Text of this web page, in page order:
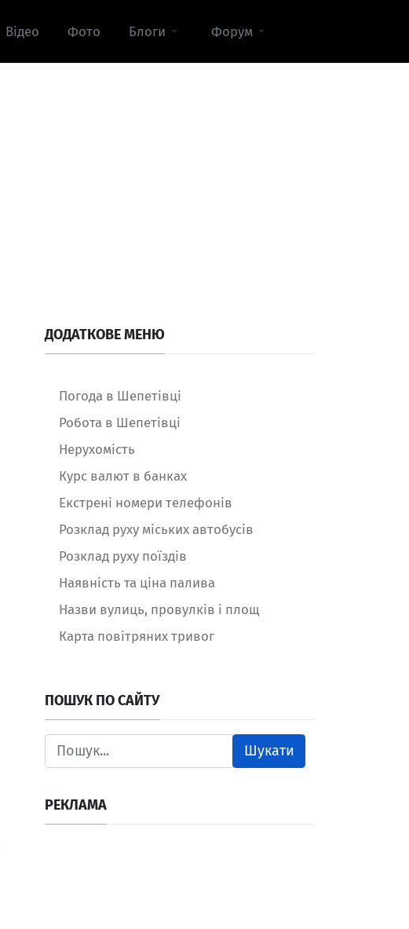
Відео Фото Блоги Форум
ДОДАТКОВЕ МЕНЮ
Погода в Шепетівці
Робота в Шепетівці
Нерухомість
Курс валют в банках
Екстрені номери телефонів
Розклад руху міських автобусів
Розклад руху поїздів
Наявність та ціна палива
Назви вулиць, провулків і площ
Карта повітряних тривог
ПОШУК ПО САЙТУ
Шукати
РЕКЛАМА